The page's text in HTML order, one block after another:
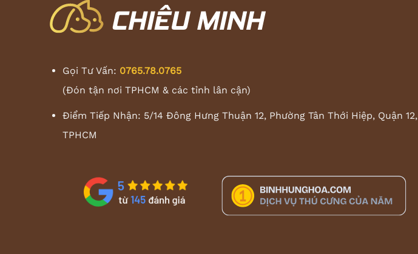
Gọi Tư Vấn: 0765.78.0765
(Đón tận nơi TPHCM & các tỉnh lân cận)
Điểm Tiếp Nhận: 5/14 Đông Hưng Thuận 12, Phường Tân Thới Hiệp, Quận 12,
TPHCM